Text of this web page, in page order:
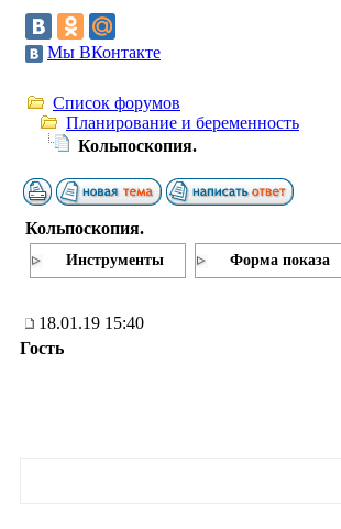
Мы ВКонтакте
Список форумов
Планирование и беременность
Кольпоскопия.
Кольпоскопия.
Инструменты Форма показа
18.01.19 15:40
Гость